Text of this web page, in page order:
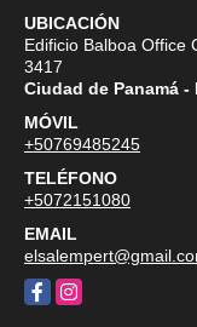
UBICACIÓN
Edificio Balboa Office
3417
Ciudad de Panamá -
MÓVIL
+50769485245
TELÉFONO
+5072151080
EMAIL
FacebookInstagram